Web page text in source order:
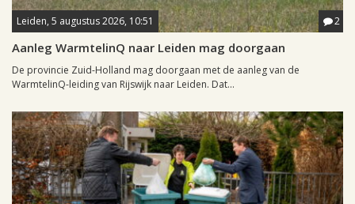
Leiden, 5 augustus 2026, 10:51 2
Aanleg WarmtelinQ naar Leiden mag doorgaan
De provincie Zuid-Holland mag doorgaan met de aanleg van de
WarmtelinQ-leiding van Rijswijk naar Leiden. Dat...